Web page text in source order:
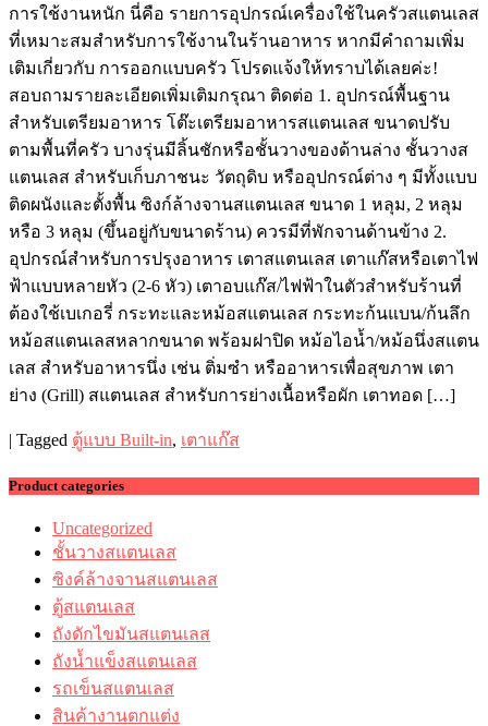
การใช้งานหนัก นี่คือ รายการอุปกรณ์เครื่องใช้ในครัวสแตนเลส
ที่เหมาะสมสำหรับการใช้งานในร้านอาหาร หากมีคำถามเพิ่ม
เติมเกี่ยวกับ การออกแบบครัว โปรดแจ้งให้ทราบได้เลยค่ะ!
สอบถามรายละเอียดเพิ่มเติมกรุณา ติดต่อ 1. อุปกรณ์พื้นฐาน
สำหรับเตรียมอาหาร โต๊ะเตรียมอาหารสแตนเลส ขนาดปรับ
ตามพื้นที่ครัว บางรุ่นมีลิ้นชักหรือชั้นวางของด้านล่าง ชั้นวางส
แตนเลส สำหรับเก็บภาชนะ วัตถุดิบ หรืออุปกรณ์ต่าง ๆ มีทั้งแบบ
ติดผนังและตั้งพื้น ซิงก์ล้างจานสแตนเลส ขนาด 1 หลุม, 2 หลุม
หรือ 3 หลุม (ขึ้นอยู่กับขนาดร้าน) ควรมีที่พักจานด้านข้าง 2.
อุปกรณ์สำหรับการปรุงอาหาร เตาสแตนเลส เตาแก๊สหรือเตาไฟ
ฟ้าแบบหลายหัว (2-6 หัว) เตาอบแก๊ส/ไฟฟ้าในตัวสำหรับร้านที่
ต้องใช้เบเกอรี่ กระทะและหม้อสแตนเลส กระทะก้นแบน/ก้นลึก
หม้อสแตนเลสหลากขนาด พร้อมฝาปิด หม้อไอน้ำ/หม้อนึ่งสแตน
เลส สำหรับอาหารนึ่ง เช่น ติ่มซำ หรืออาหารเพื่อสุขภาพ เตา
ย่าง (Grill) สแตนเลส สำหรับการย่างเนื้อหรือผัก เตาทอด […]
| Tagged ตู้แบบ Built-in, เตาแก๊ส
Product categories
Uncategorized
ชั้นวางสแตนเลส
ซิงค์ล้างจานสแตนเลส
ตู้สแตนเลส
ถังดักไขมันสแตนเลส
ถังน้ำแข็งสแตนเลส
รถเข็นสแตนเลส
สินค้างานตกแต่ง